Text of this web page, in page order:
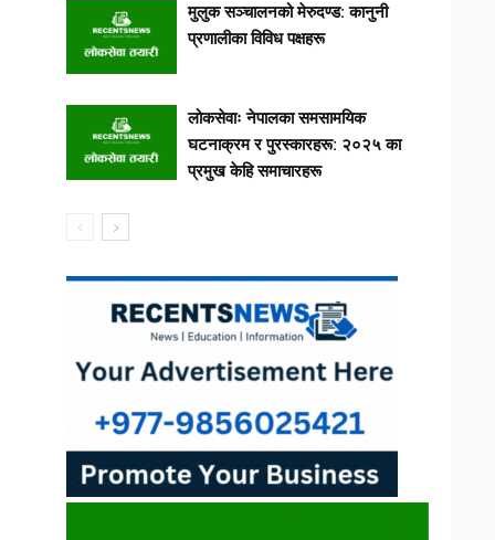
मुलुक सञ्चालनको मेरुदण्ड: कानुनी
प्रणालीका विविध पक्षहरू
लोकसेवाः नेपालका समसामयिक
घटनाक्रम र पुरस्कारहरू: २०२५ का
प्रमुख केहि समाचारहरू